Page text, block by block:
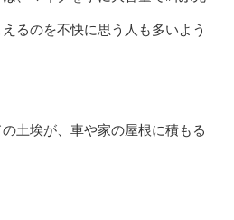
るのを不快に思う人も多いよう
土埃が、車や家の屋根に積もる